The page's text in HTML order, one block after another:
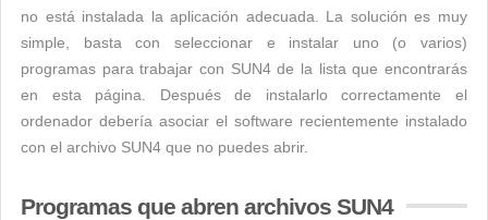
no está instalada la aplicación adecuada. La solución es muy
simple, basta con seleccionar e instalar uno (o varios)
programas para trabajar con SUN4 de la lista que encontrarás
en esta página. Después de instalarlo correctamente el
ordenador debería asociar el software recientemente instalado
con el archivo SUN4 que no puedes abrir.
Programas que abren archivos SUN4